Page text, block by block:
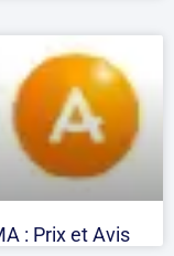
: Prix et Avis